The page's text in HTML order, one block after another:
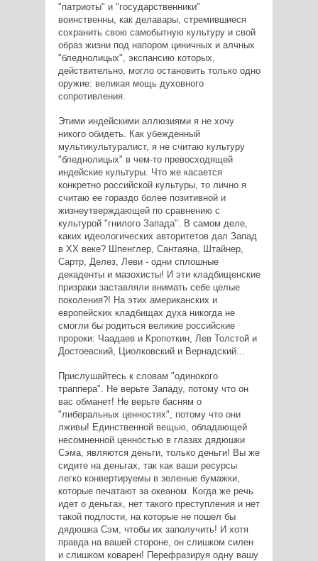
"патриоты" и "государственники"
воинственны, как делавары, стремившиеся
сохранить свою самобытную культуру и свой
образ жизни под напором циничных и алчных
"бледнолицых", экспансию которых,
действительно, могло остановить только одно
оружие: великая мощь духовного
сопротивления.
Этими индейскими аллюзиями я не хочу
никого обидеть. Как убежденный
мультикультуралист, я не считаю культуру
"бледнолицых" в чем-то превосходящей
индейские культуры. Что же касается
конкретно российской культуры, то лично я
считаю ее гораздо более позитивной и
жизнеутверждающей по сравнению с
культурой "гнилого Запада". В самом деле,
каких идеологических авторитетов дал Запад
в XX веке? Шпенглер, Сантаяна, Штайнер,
Сартр, Делез, Леви - одни сплошные
декаденты и мазохисты! И эти кладбищенские
призраки заставляли внимать себе целые
поколения?! На этих американских и
европейских кладбищах духа никогда не
смогли бы родиться великие российские
пророки: Чаадаев и Кропоткин, Лев Толстой и
Достоевский, Циолковский и Вернадский...
Прислушайтесь к словам "одинокого
траппера". Не верьте Западу, потому что он
вас обманет! Не верьте басням о
"либеральных ценностях", потому что они
лживы! Единственной вещью, обладающей
несомненной ценностью в глазах дядюшки
Сэма, являются деньги, только деньги! Вы же
сидите на деньгах, так как ваши ресурсы
легко конвертируемы в зеленые бумажки,
которые печатают за океаном. Когда же речь
идет о деньгах, нет такого преступления и нет
такой подлости, на которые не пошел бы
дядюшка Сэм, чтобы их заполучить! И хотя
правда на вашей стороне, он слишком силен
и слишком коварен! Перефразируя одну вашу